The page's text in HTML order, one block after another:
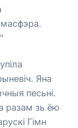
Яна
песьні.
разам зь ёю
Гімн